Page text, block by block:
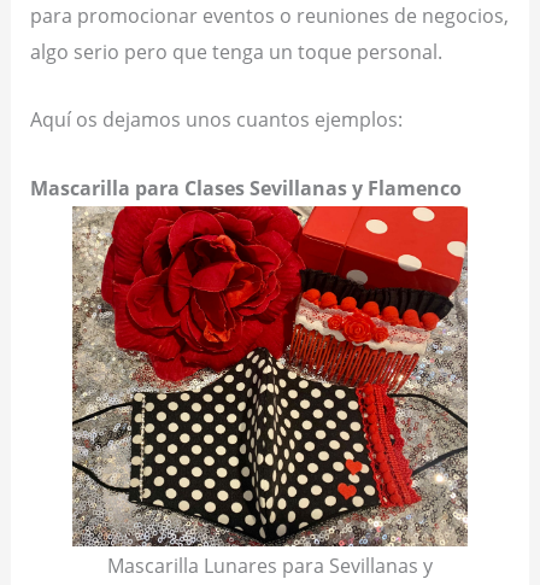
para promocionar eventos o reuniones de negocios,
algo serio pero que tenga un toque personal.
Aquí os dejamos unos cuantos ejemplos:
Mascarilla para Clases Sevillanas y Flamenco
Mascarilla Lunares para Sevillanas y